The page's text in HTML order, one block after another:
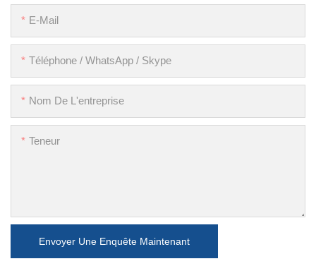
E-Mail
Téléphone / WhatsApp / Skype
Nom De L'entreprise
Teneur
Envoyer Une Enquête Maintenant